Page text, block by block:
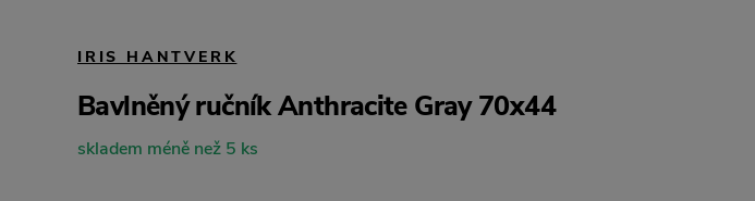
IRIS HANTVERK
Bavlněný ručník Anthracite Gray 70x44
skladem méně než 5 ks